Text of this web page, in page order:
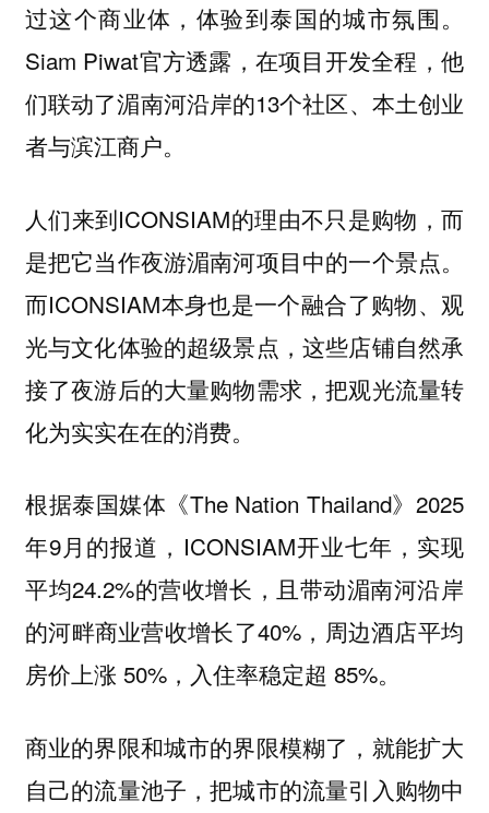
过这个商业体，体验到泰国的城市氛围。
Siam Piwat官方透露，在项目开发全程，他
们联动了湄南河沿岸的13个社区、本土创业
者与滨江商户。
人们来到ICONSIAM的理由不只是购物，而
是把它当作夜游湄南河项目中的一个景点。
而ICONSIAM本身也是一个融合了购物、观
光与文化体验的超级景点，这些店铺自然承
接了夜游后的大量购物需求，把观光流量转
化为实实在在的消费。
根据泰国媒体《The Nation Thailand》2025
年9月的报道，ICONSIAM开业七年，实现
平均24.2%的营收增长，且带动湄南河沿岸
的河畔商业营收增长了40%，周边酒店平均
房价上涨 50%，入住率稳定超 85%。
商业的界限和城市的界限模糊了，就能扩大
自己的流量池子，把城市的流量引入购物中